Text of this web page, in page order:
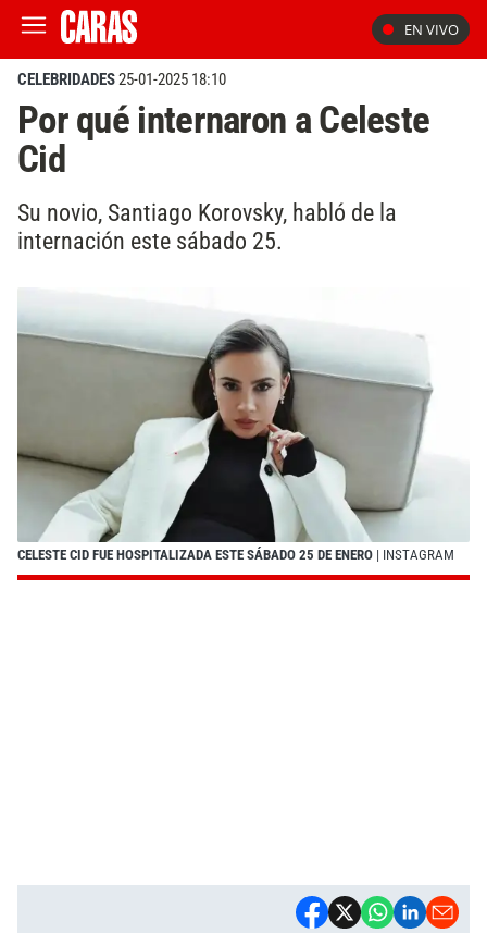
EN VIVO
CELEBRIDADES25-01-2025 18:10
Por qué internaron a Celeste
Cid
Su novio, Santiago Korovsky, habló de la
internación este sábado 25.
CELESTE CID FUE HOSPITALIZADA ESTE SÁBADO 25 DE ENERO | INSTAGRAM